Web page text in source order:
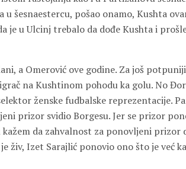
u šesnaestercu, pošao onamo, Kushta
je u Ulcinj trebalo da dođe Kushta i
a Omerović ove godine. Za još
na Kushtinom pohodu ka golu. No
ženske fudbalske reprezentacije.
prizor svidio Borgesu. Jer se prizor
da zahvalnost za ponovljeni prizor
živ, Izet Sarajlić ponovio ono što je već